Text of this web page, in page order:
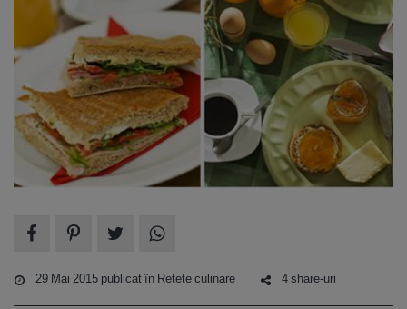
29 Mai 2015 publicat în Retete culinare 4 share-uri